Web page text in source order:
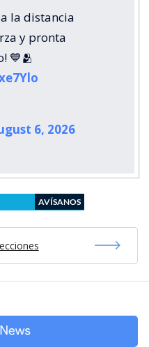
la distancia
y pronta
💙🫂
6, 2026
AVÍSANOS